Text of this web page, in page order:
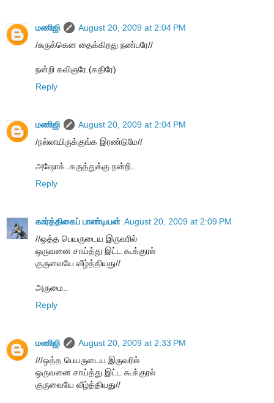
மணிஜி
August 20, 2009 at 2:04 PM
/சுருக்கென தைக்கிறது நண்பரே//
நன்றி கவிஞரே.(கதிரே)
Reply
மணிஜி
August 20, 2009 at 2:04 PM
/நல்லாயிருக்குங்க இரண்டுமே//
அஷோக்..கருத்துக்கு நன்றி..
Reply
கார்த்திகைப் பாண்டியன் August 20, 2009 at 2:09 PM
//ஒத்த பெயருடைய இருவரில்
ஒருவனை சாய்த்து இட்ட கூக்குரல்
குருவையே வீழ்த்தியது//
அருமை..
Reply
மணிஜி
August 20, 2009 at 2:33 PM
///ஒத்த பெயருடைய இருவரில்
ஒருவனை சாய்த்து இட்ட கூக்குரல்
குருவையே வீழ்த்தியது//